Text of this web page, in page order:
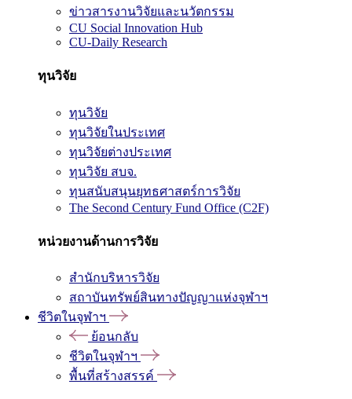
ข่าวสารงานวิจัยและนวัตกรรม
CU Social Innovation Hub
CU-Daily Research
ทุนวิจัย
ทุนวิจัย
ทุนวิจัยในประเทศ
ทุนวิจัยต่างประเทศ
ทุนวิจัย สบจ.
ทุนสนับสนุนยุทธศาสตร์การวิจัย
The Second Century Fund Office (C2F)
หน่วยงานด้านการวิจัย
สำนักบริหารวิจัย
สถาบันทรัพย์สินทางปัญญาแห่งจุฬาฯ
ชีวิตในจุฬาฯ
ย้อนกลับ
ชีวิตในจุฬาฯ
พื้นที่สร้างสรรค์